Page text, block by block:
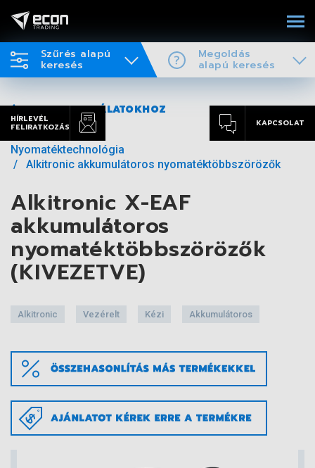
Szűrés alapú
keresés
Megoldás
alapú keresés
HÍRLEVÉL
FELIRATKOZÁS
KAPCSOLAT
VISSZA A TALÁLATOKHOZ
Nyomatéktechnológia
Alkitronic akkumulátoros nyomatéktöbbszörözők
Alkitronic X-EAF
akkumulátoros
nyomatéktöbbszörözők
(KIVEZETVE)
Alkitronic Vezérelt Kézi Akkumulátoros